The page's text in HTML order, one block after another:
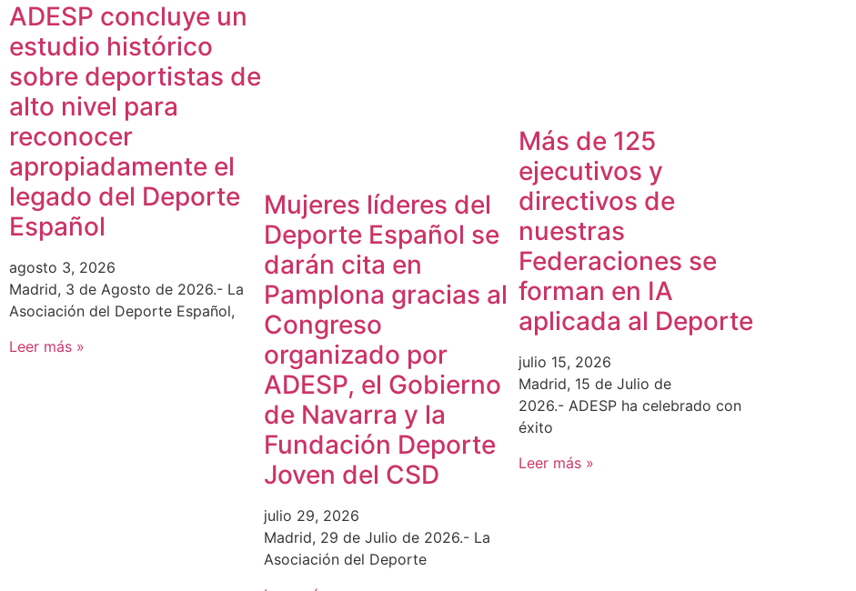
ADESP concluye un
estudio histórico
sobre deportistas de
alto nivel para
reconocer
apropiadamente el
legado del Deporte
Español
agosto 3, 2026
Madrid, 3 de Agosto de 2026.- La
Asociación del Deporte Español,
Leer más »
Mujeres líderes del
Deporte Español se
darán cita en
Pamplona gracias al
Congreso
organizado por
ADESP, el Gobierno
de Navarra y la
Fundación Deporte
Joven del CSD
julio 29, 2026
Madrid, 29 de Julio de 2026.- La
Asociación del Deporte
Más de 125
ejecutivos y
directivos de
nuestras
Federaciones se
forman en IA
aplicada al Deporte
julio 15, 2026
Madrid, 15 de Julio de
2026.- ADESP ha celebrado con
éxito
Leer más »